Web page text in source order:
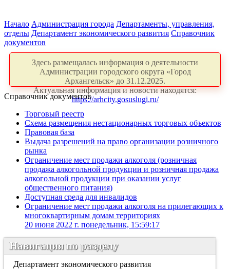
Начало Администрация города Департаменты, управления,
отделы Департамент экономического развития Справочник
документов
Здесь размещалась информация о деятельности
Администрации городского округа «Город
Архангельск» до 31.12.2025.
Актуальная информация и новости находятся:
https://arhcity.gosuslugi.ru/
Справочник документов
Торговый реестр
Схема размещения нестационарных торговых объектов
Правовая база
Выдача разрешений на право организации розничного
рынка
Ограничение мест продажи алкоголя (розничная
продажа алкогольной продукции и розничная продажа
алкогольной продукции при оказании услуг
общественного питания)
Доступная среда для инвалидов
Ограничение мест продажи алкоголя на прилегающих к
многоквартирным домам территориях
20 июня 2022 г. понедельник, 15:59:17
Навигация по разделу
Департамент экономического развития